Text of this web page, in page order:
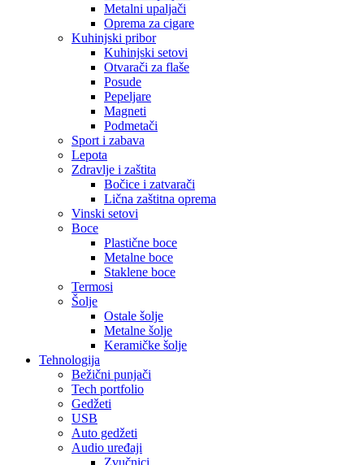
Metalni upaljači
Oprema za cigare
Kuhinjski pribor
Kuhinjski setovi
Otvarači za flaše
Posude
Pepeljare
Magneti
Podmetači
Sport i zabava
Lepota
Zdravlje i zaštita
Bočice i zatvarači
Lična zaštitna oprema
Vinski setovi
Boce
Plastične boce
Metalne boce
Staklene boce
Termosi
Šolje
Ostale šolje
Metalne šolje
Keramičke šolje
Tehnologija
Bežični punjači
Tech portfolio
Gedžeti
USB
Auto gedžeti
Audio uređaji
Zvučnici